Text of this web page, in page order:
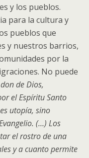
y los pueblos.
para la cultura y
pueblos que
y nuestros barrios,
por la
No puede
de Dios,
el Espíritu Santo
utopía, sino
(…) Los
el rostro de una
y a cuanto permite